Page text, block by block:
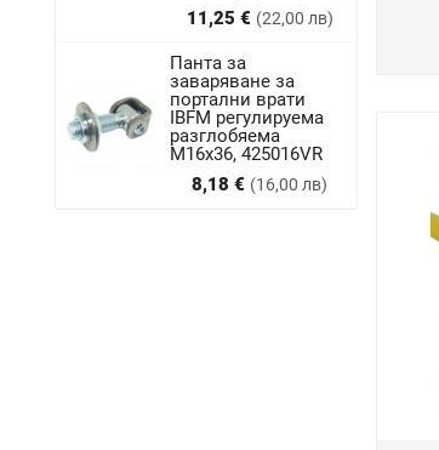
11,25 € (22,00 лв)
Цена
Панта за
заваряване за
портални врати
IBFM регулируема
разглобяема
М16х36, 425016VR
8,18 € (16,00 лв)
Цена